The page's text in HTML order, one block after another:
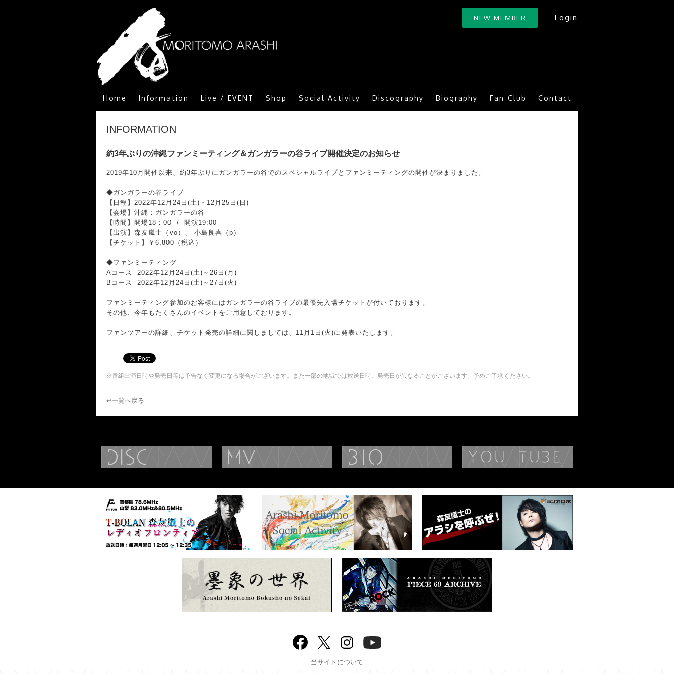
NEW MEMBER Login
Home Information Live / EVENT Shop Social Activity Discography Biography Fan Club Contact
INFORMATION
約3年ぶりの沖縄ファンミーティング＆ガンガラーの谷ライブ開催決定のお知らせ
2019年10月開催以来、約3年ぶりにガンガラーの谷でのスペシャルライブとファンミーティングの開催が決まりました。
◆ガンガラーの谷ライブ
【日程】2022年12月24日(土)・12月25日(日)
【会場】沖縄：ガンガラーの谷
【時間】開場18：00 / 開演19:00
【出演】森友嵐士（vo）、 小島良喜（p）
【チケット】￥6,800（税込）
◆ファンミーティング
Aコース 2022年12月24日(土)～26日(月)
Bコース 2022年12月24日(土)～27日(火)
ファンミーティング参加のお客様にはガンガラーの谷ライブの最優先入場チケットが付いております。
その他、今年もたくさんのイベントをご用意しております。
ファンツアーの詳細、チケット発売の詳細に関しましては、11月1日(火)に発表いたします。
※番組出演日時や発売日等は予告なく変更になる場合がございます。また一部の地域では放送日時、発売日が異なることがございます。予めご了承ください。
↵一覧へ戻る
DISCOGRAPHY MUSIC VIDEO BIOGRAPHY
Facebook twitter Instagram
当サイトについて